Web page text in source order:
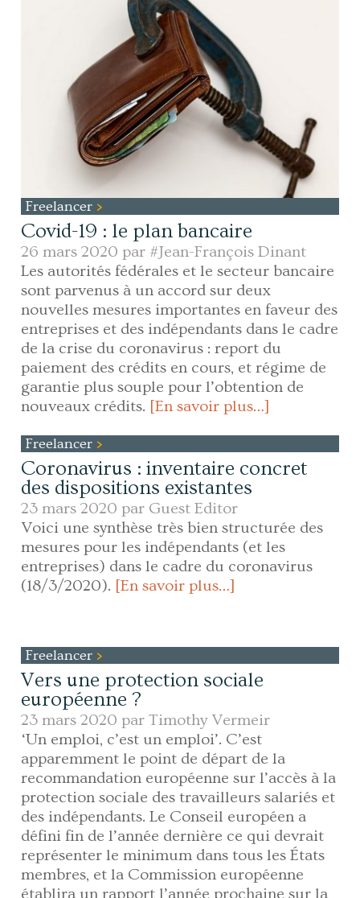
Freelancer
Covid-19 : le plan bancaire
26 mars 2020 par #Jean-François Dinant
Les autorités fédérales et le secteur bancaire
sont parvenus à un accord sur deux
nouvelles mesures importantes en faveur des
entreprises et des indépendants dans le cadre
de la crise du coronavirus : report du
paiement des crédits en cours, et régime de
garantie plus souple pour l’obtention de
nouveaux crédits. [En savoir plus…]
Freelancer
Coronavirus : inventaire concret
des dispositions existantes
23 mars 2020 par Guest Editor
Voici une synthèse très bien structurée des
mesures pour les indépendants (et les
entreprises) dans le cadre du coronavirus
(18/3/2020). [En savoir plus…]
Freelancer
Vers une protection sociale
européenne ?
23 mars 2020 parTimothy Vermeir
‘Un emploi, c’est un emploi’. C’est
apparemment le point de départ de la
recommandation européenne sur l’accès à la
protection sociale des travailleurs salariés et
des indépendants. Le Conseil européen a
défini fin de l’année dernière ce qui devrait
représenter le minimum dans tous les États
membres, et la Commission européenne
établira un rapport l’année prochaine sur la